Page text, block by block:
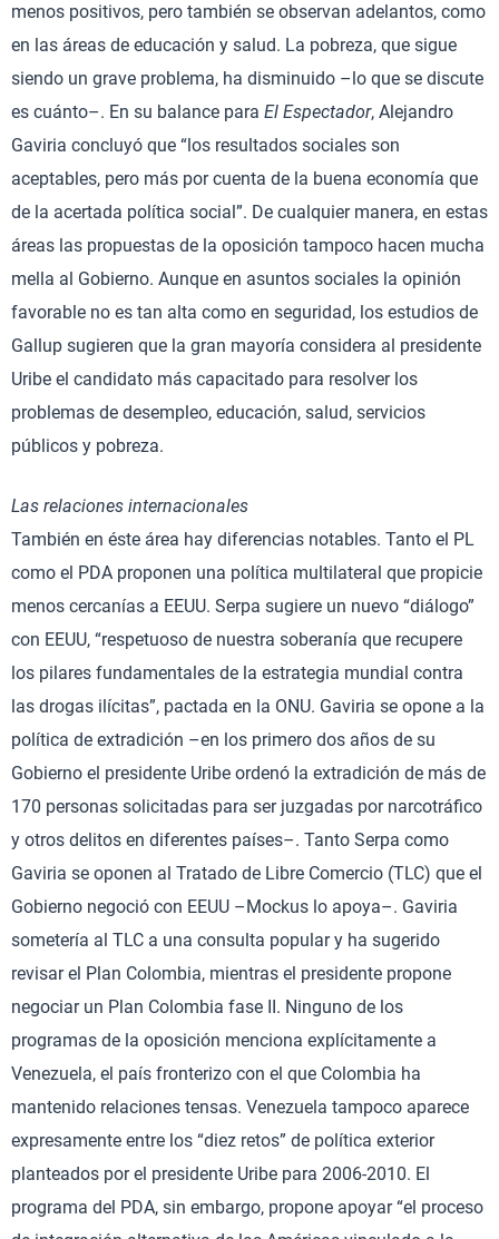
menos positivos, pero también se observan adelantos, como
en las áreas de educación y salud. La pobreza, que sigue
siendo un grave problema, ha disminuido –lo que se discute
es cuánto–. En su balance para El Espectador, Alejandro
Gaviria concluyó que “los resultados sociales son
aceptables, pero más por cuenta de la buena economía que
de la acertada política social”. De cualquier manera, en estas
áreas las propuestas de la oposición tampoco hacen mucha
mella al Gobierno. Aunque en asuntos sociales la opinión
favorable no es tan alta como en seguridad, los estudios de
Gallup sugieren que la gran mayoría considera al presidente
Uribe el candidato más capacitado para resolver los
problemas de desempleo, educación, salud, servicios
públicos y pobreza.
Las relaciones internacionales
También en éste área hay diferencias notables. Tanto el PL
como el PDA proponen una política multilateral que propicie
menos cercanías a EEUU. Serpa sugiere un nuevo “diálogo”
con EEUU, “respetuoso de nuestra soberanía que recupere
los pilares fundamentales de la estrategia mundial contra
las drogas ilícitas”, pactada en la ONU. Gaviria se opone a la
política de extradición –en los primero dos años de su
Gobierno el presidente Uribe ordenó la extradición de más de
170 personas solicitadas para ser juzgadas por narcotráfico
y otros delitos en diferentes países–. Tanto Serpa como
Gaviria se oponen al Tratado de Libre Comercio (TLC) que el
Gobierno negoció con EEUU –Mockus lo apoya–. Gaviria
sometería al TLC a una consulta popular y ha sugerido
revisar el Plan Colombia, mientras el presidente propone
negociar un Plan Colombia fase II. Ninguno de los
programas de la oposición menciona explícitamente a
Venezuela, el país fronterizo con el que Colombia ha
mantenido relaciones tensas. Venezuela tampoco aparece
expresamente entre los “diez retos” de política exterior
planteados por el presidente Uribe para 2006-2010. El
programa del PDA, sin embargo, propone apoyar “el proceso